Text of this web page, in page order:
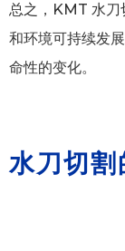
总之，KMT 水刀
和环境可持续发
命性的变化。
水刀切割